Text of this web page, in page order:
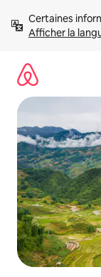
directement
Afficher la